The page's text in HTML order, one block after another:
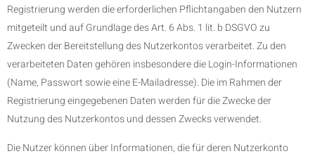
Registrierung werden die erforderlichen Pflichtangaben den Nutzern
mitgeteilt und auf Grundlage des Art. 6 Abs. 1 lit. b DSGVO zu
Zwecken der Bereitstellung des Nutzerkontos verarbeitet. Zu den
verarbeiteten Daten gehören insbesondere die Login-Informationen
(Name, Passwort sowie eine E-Mailadresse). Die im Rahmen der
Registrierung eingegebenen Daten werden für die Zwecke der
Nutzung des Nutzerkontos und dessen Zwecks verwendet.
Die Nutzer können über Informationen, die für deren Nutzerkonto